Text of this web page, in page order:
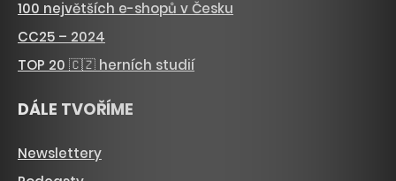
100 největších e-shopů v Česku
CC25 – 2024
TOP 20 🇨🇿 herních studií
DÁLE TVOŘÍME
Newslettery